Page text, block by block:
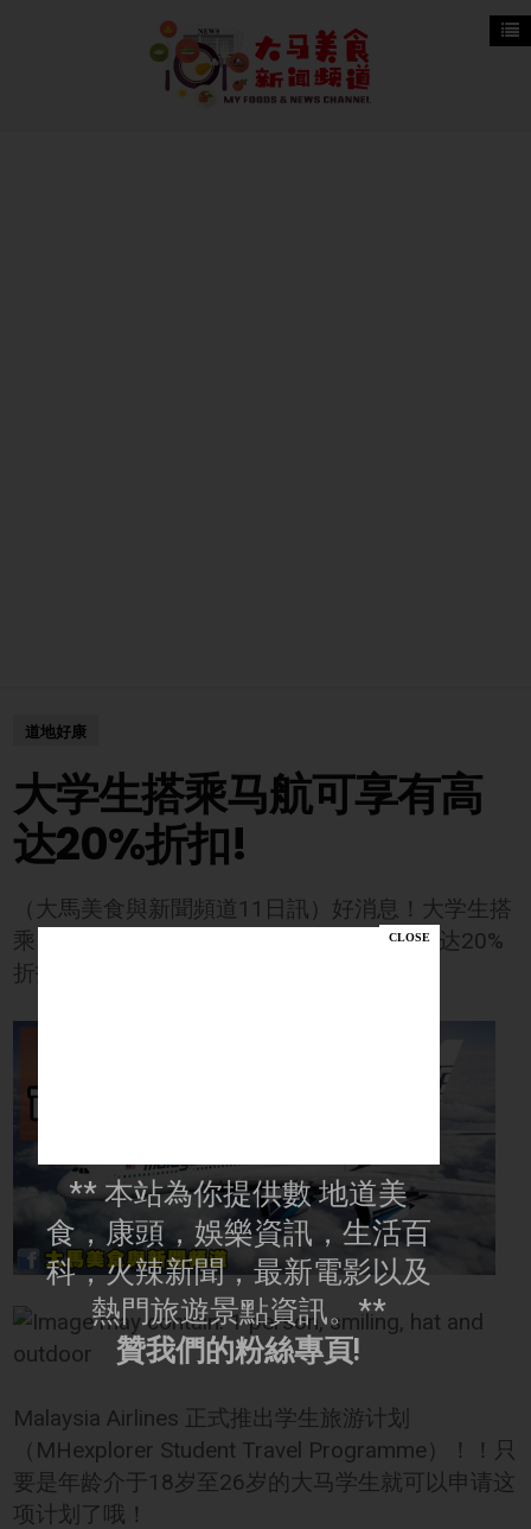
道地好康
大学生搭乘马航可享有高
达20%折扣!
（大馬美食與新聞頻道11日訊）好消息！大学生搭
乘 Malaysia Airlines 有特别优惠！可享有高达20%
折扣、额外10kg 行李等等！
Malaysia Airlines 正式推出学生旅游计划
（MHexplorer Student Travel Programme）！！只
要是年龄介于18岁至26岁的大马学生就可以申请这
项计划了哦！
** 本站為你提供數 地道美
食，康頭，娛樂資訊，生活百
科，火辣新聞，最新電影以及
熱門旅遊景點資訊。**
贊我們的粉絲專頁!